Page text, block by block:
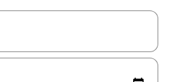
vinjari kwa kutumia vitufe vya